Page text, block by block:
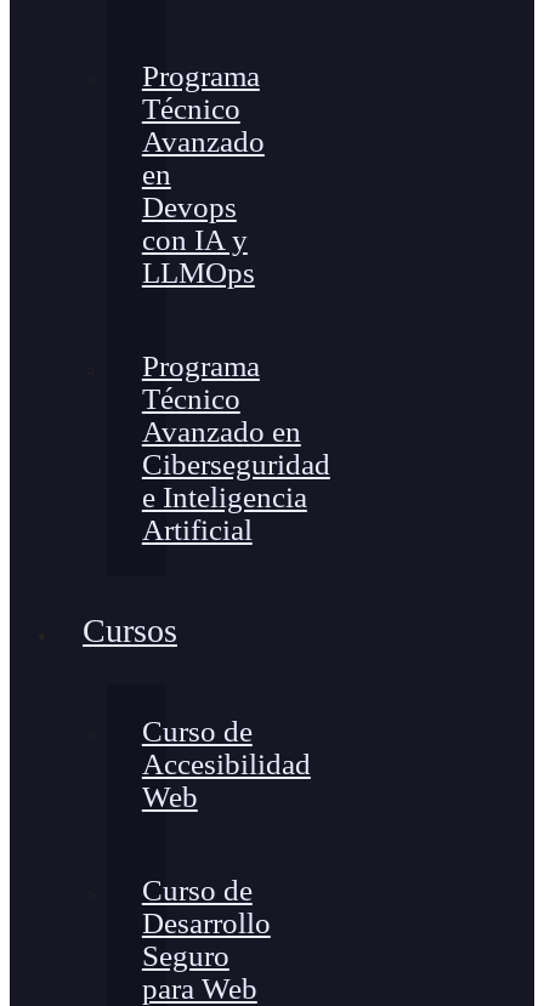
Programa
Técnico
Avanzado
en
Devops
con IA y
LLMOps
Programa
Técnico
Avanzado en
Ciberseguridad
e Inteligencia
Artificial
Cursos
Curso de
Accesibilidad
Web
Curso de
Desarrollo
Seguro
para Web